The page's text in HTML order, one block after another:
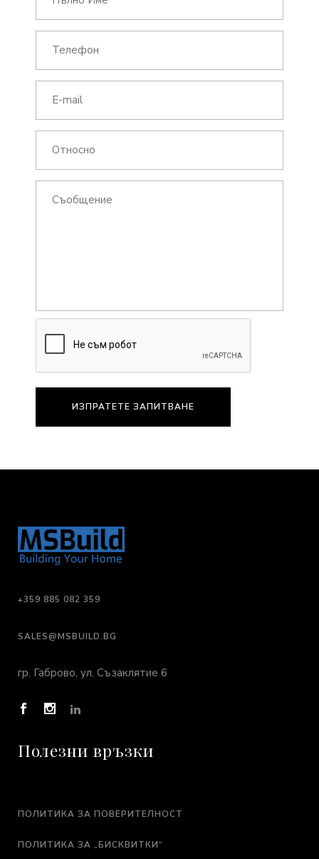
+359 885 082 359
SALES@MSBUILD.BG
гр. Габрово, ул. Съзаклятие 6
Полезни връзки
ПОЛИТИКА ЗА ПОВЕРИТЕЛНОСТ
ПОЛИТИКА ЗА „БИСКВИТКИ“